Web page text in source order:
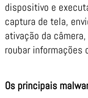
dispositivo e
captura de tela,
ativação da
roubar informações
Os principais